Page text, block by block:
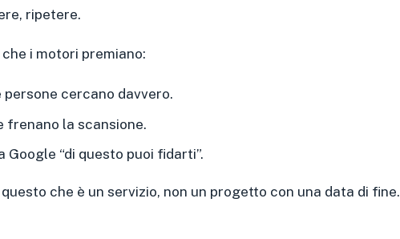
ripetere.
i motori premiano:
cercano davvero.
frenano la scansione.
“di questo puoi fidarti”.
che è un servizio, non un progetto con una data di fine.